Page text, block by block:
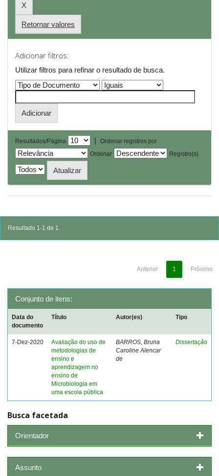
Retornar valores
Adicionar filtros:
Utilizar filtros para refinar o resultado de busca.
Resultados/Página |
Ordenar registros por
Ordenar
Registro(s)
Resultado 1-1 de 1.
Anterior 1 Próximo
Conjunto de itens:
Data do
documento
Título Autor(es) Tipo
7-Dez-2020
Avaliação do uso de
metodologias de
ensino e
aprendizagem no
ensino de
Microbiologia em
uma escola pública
BARROS, Bruna
Caroline Alencar
de
Dissertação
Busca facetada
Orientador
Assunto